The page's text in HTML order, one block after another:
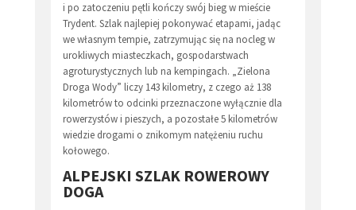
i po zatoczeniu pętli kończy swój bieg w mieście
Trydent. Szlak najlepiej pokonywać etapami, jadąc
we własnym tempie, zatrzymując się na nocleg w
urokliwych miasteczkach, gospodarstwach
agroturystycznych lub na kempingach. „Zielona
Droga Wody” liczy 143 kilometry, z czego aż 138
kilometrów to odcinki przeznaczone wyłącznie dla
rowerzystów i pieszych, a pozostałe 5 kilometrów
wiedzie drogami o znikomym natężeniu ruchu
kołowego.
ALPEJSKI SZLAK ROWEROWY
DOGA